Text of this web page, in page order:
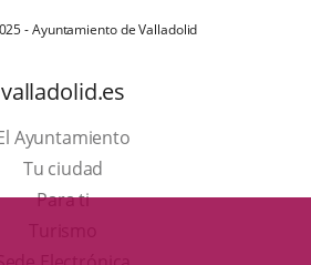
- Ayuntamiento de Valladolid
valladolid.es
Ayuntamiento
Tu ciudad
Para ti